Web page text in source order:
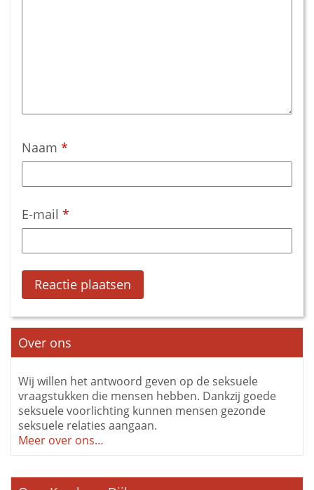
Naam *
E-mail *
Over ons
Wij willen het antwoord geven op de seksuele
vraagstukken die mensen hebben. Dankzij goede
seksuele voorlichting kunnen mensen gezonde
seksuele relaties aangaan.
Meer over ons…